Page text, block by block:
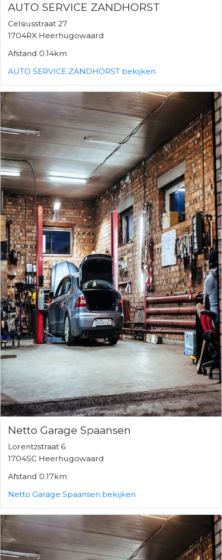
AUTO SERVICE ZANDHORST
Celsiusstraat 27
1704RX Heerhugowaard
Afstand 0.14km
AUTO SERVICE ZANDHORST bekijken
Netto Garage Spaansen
Lorentzstraat 6
1704SC Heerhugowaard
Afstand 0.17km
Netto Garage Spaansen bekijken